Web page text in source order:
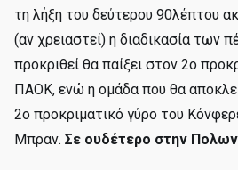
τη λήξη του δεύτερου 90λέπτου
(αν χρειαστεί) η διαδικασία των
προκριθεί θα παίξει στον 2ο
ΠΑΟΚ, ενώ η ομάδα που θα
2ο προκριματικό γύρο του
Μπραν. Σε ουδέτερο στην